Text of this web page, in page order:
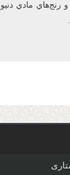
و رنج‌هاي مادي